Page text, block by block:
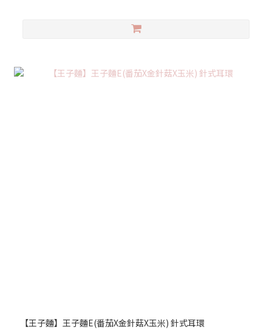
【王子麵】王子麵E(番茄X金針菇X玉米) 針式耳環